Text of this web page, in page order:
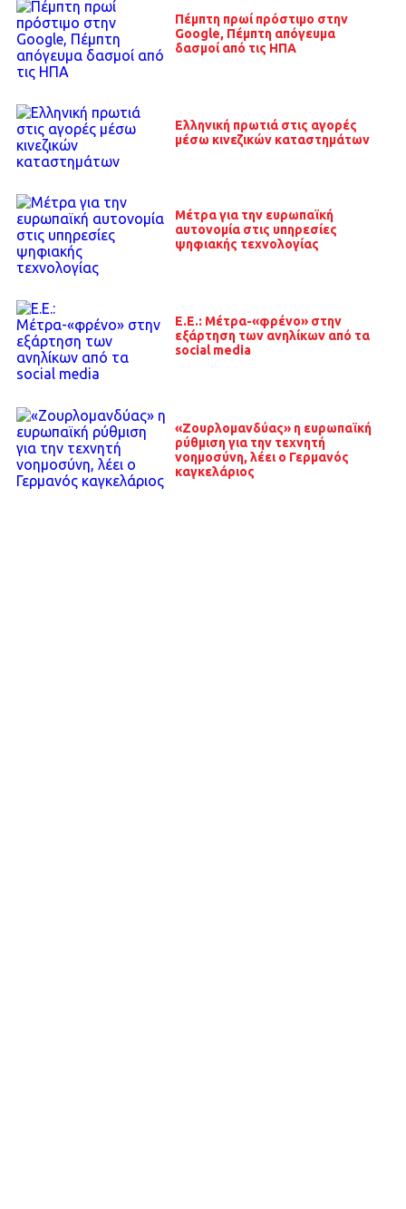
Πέμπτη πρωί πρόστιμο στην
Google, Πέμπτη απόγευμα
δασμοί από τις ΗΠΑ
Ελληνική πρωτιά στις αγορές
μέσω κινεζικών καταστημάτων
Μέτρα για την ευρωπαϊκή
αυτονομία στις υπηρεσίες
ψηφιακής τεχνολογίας
E.E.: Μέτρα-«φρένο» στην
εξάρτηση των ανηλίκων από τα
social media
«Ζουρλομανδύας» η ευρωπαϊκή
ρύθμιση για την τεχνητή
νοημοσύνη, λέει ο Γερμανός
καγκελάριος